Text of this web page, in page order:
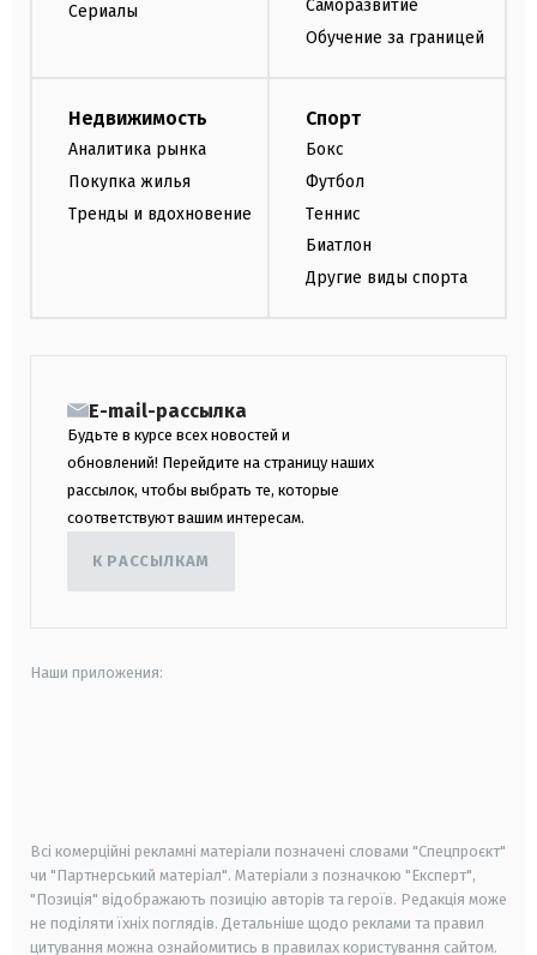
Сериалы
Саморазвитие
Обучение за границей
Недвижимость
Аналитика рынка
Покупка жилья
Тренды и вдохновение
Спорт
Бокс
Футбол
Теннис
Биатлон
Другие виды спорта
E-mail-рассылка
Будьте в курсе всех новостей и
обновлений! Перейдите на страницу наших
рассылок, чтобы выбрать те, которые
соответствуют вашим интересам.
К РАССЫЛКАМ
Наши приложения:
Всі комерційні рекламні матеріали позначені словами "Спецпроєкт"
чи "Партнерський матеріал". Матеріали з позначкою "Експерт",
"Позиція" відображають позицію авторів та героїв. Редакція може
не поділяти їхніх поглядів. Детальніше щодо реклами та правил
цитування можна ознайомитись в правилах користування сайтом.